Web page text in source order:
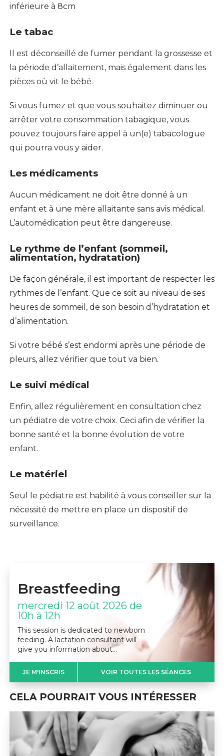
inférieure à 8cm
Le tabac
Il est déconseillé de fumer pendant la grossesse et
la période d’allaitement, mais également dans les
pièces où vit le bébé.
Si vous fumez et que vous souhaitez diminuer ou
arrêter votre consommation tabagique, vous
pouvez toujours faire appel à un(e) tabacologue
qui pourra vous y aider.
Les médicaments
Aucun médicament ne doit être donné à un
enfant et à une mère allaitante sans avis médical.
L’automédication peut être dangereuse.
Le rythme de l’enfant (sommeil,
alimentation, hydratation)
De façon générale, il est important de respecter les
rythmes de l’enfant. Que ce soit au niveau de ses
heures de sommeil, de son besoin d’hydratation et
d’alimentation.
Si votre bébé s’est endormi après une période de
pleurs, allez vérifier que tout va bien.
Le suivi médical
Enfin, allez régulièrement en consultation chez
un pédiatre de votre choix. Ceci afin de vérifier la
bonne santé et la bonne évolution de votre
enfant.
Le matériel
Seul le pédiatre est habilité à vous conseiller sur la
nécessité de mettre en place un dispositif de
surveillance.
Breastfeeding
mercredi 12 août 2026 de
10h à 12h
This session is dedicated to newborn
feeding. A lactation consultant will
give you information about…
JE M'INSCRIS VOIR TOUTES LES SÉANCES
CELA POURRAIT VOUS INTÉRESSER